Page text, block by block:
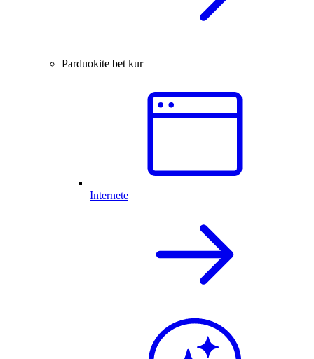
Parduokite bet kur
Internete